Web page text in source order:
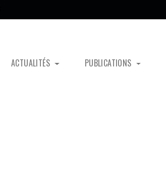
ACTUALITÉS PUBLICATIONS